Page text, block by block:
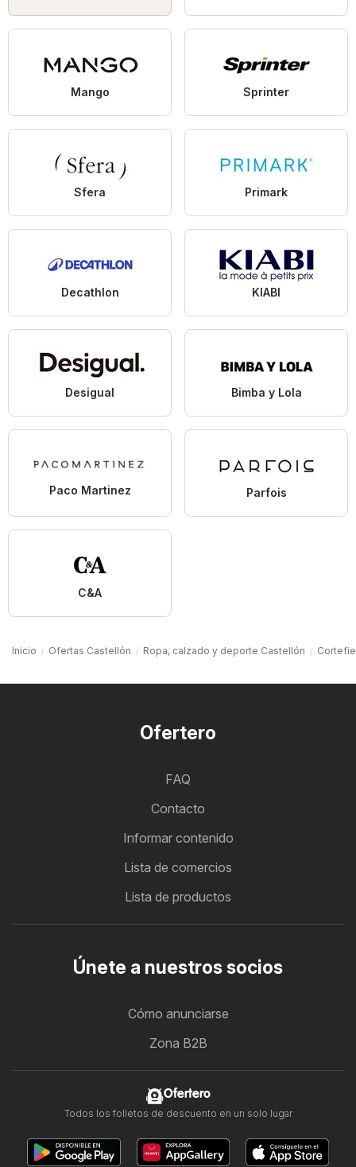
Mango Sprinter
Sfera Primark
Decathlon KIABI
Desigual Bimba y Lola
Paco Martinez Parfois
C&A
Inicio Ofertas Castellón Ropa, calzado y deporte Castellón
Ofertero
FAQ
Contacto
Informar contenido
Lista de comercios
Lista de productos
Únete a nuestros socios
Cómo anunciarse
Zona B2B
Ofertero
Todos los folletos de descuento en un solo lugar